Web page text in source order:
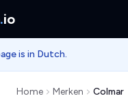
.io
is in Dutch.
Home Merken Colmar